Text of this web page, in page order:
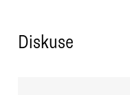
Diskuse